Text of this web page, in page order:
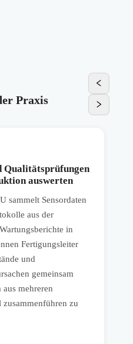
Praxis
Qualitätsprüfungen
auswerten
sammelt Sensordaten
aus der
in
Fertigungsleiter
und
gemeinsam
mehreren
zusammenführen zu